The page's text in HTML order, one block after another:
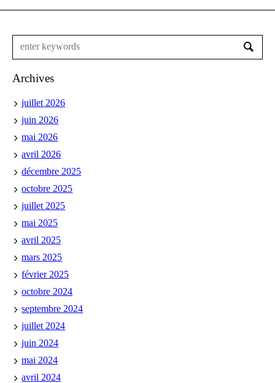
Archives
juillet 2026
juin 2026
mai 2026
avril 2026
décembre 2025
octobre 2025
juillet 2025
mai 2025
avril 2025
mars 2025
février 2025
octobre 2024
septembre 2024
juillet 2024
juin 2024
mai 2024
avril 2024